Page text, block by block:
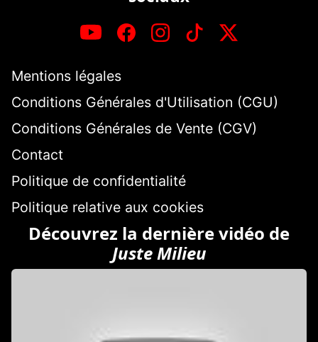
Mentions légales
Conditions Générales d'Utilisation (CGU)
Conditions Générales de Vente (CGV)
Contact
Politique de confidentialité
Politique relative aux cookies
Découvrez la dernière vidéo de
Juste Milieu